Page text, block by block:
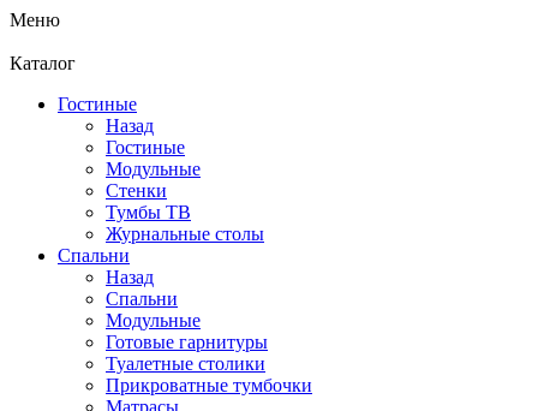
Меню
Каталог
Гостиные
Назад
Гостиные
Модульные
Стенки
Тумбы ТВ
Журнальные столы
Спальни
Назад
Спальни
Модульные
Готовые гарнитуры
Туалетные столики
Прикроватные тумбочки
Матрасы